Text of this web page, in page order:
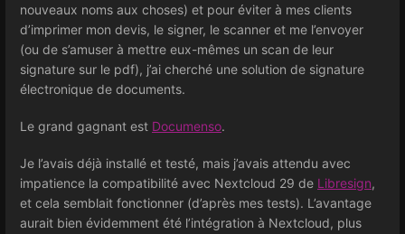
nouveaux noms aux choses) et pour éviter à mes clients
d’imprimer mon devis, le signer, le scanner et me l’envoyer
(ou de s’amuser à mettre eux-mêmes un scan de leur
signature sur le pdf), j’ai cherché une solution de signature
électronique de documents.
Le grand gagnant est Documenso.
Je l’avais déjà installé et testé, mais j’avais attendu avec
impatience la compatibilité avec Nextcloud 29 de Libresign,
et cela semblait fonctionner (d’après mes tests). L’avantage
aurait bien évidemment été l’intégration à Nextcloud, plus